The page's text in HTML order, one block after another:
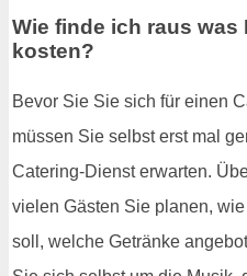
Wie finde ich raus was
kosten?
Bevor Sie Sie sich für einen
müssen Sie selbst erst mal
Catering-Dienst erwarten.
vielen Gästen Sie planen,
soll, welche Getränke